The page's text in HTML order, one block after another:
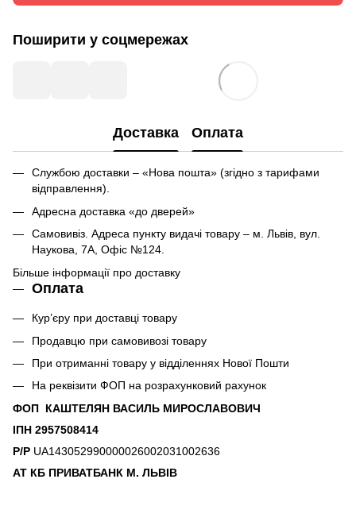
Поширити у соцмережах
Доставка Оплата
Службою доставки – «Нова пошта» (згідно з тарифами
відправлення).
Адресна доставка «до дверей»
Самовивіз. Адреса пункту видачі товару – м. Львів, вул.
Наукова, 7А, Офіс №124.
Більше інформації про доставку
Оплата
Кур’єру при доставці товару
Продавцю при самовивозі товару
При отриманні товару у відділеннях Нової Пошти
На реквізити ФОП на розрахунковий рахунок
ФОП КАШТЕЛЯН ВАСИЛЬ МИРОСЛАВОВИЧ
ІПН 2957508414
Р/Р UA143052990000026002031002636
АТ КБ ПРИВАТБАНК М. ЛЬВІВ